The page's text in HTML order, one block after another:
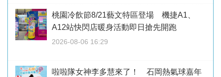
桃園冷飲節8/21藝文特區登場 機捷A1、
A12站快閃店暖身活動即日搶先開跑
2026-08-06 16:29
啦啦隊女神李多慧來了！ 石岡熱氣球嘉年